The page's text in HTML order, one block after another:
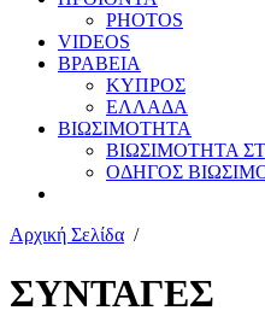
PHOTOS
VIDEOS
ΒΡΑΒΕΙΑ
ΚΥΠΡΟΣ
ΕΛΛΑΔΑ
ΒΙΩΣΙΜΟΤΗΤΑ
ΒΙΩΣΙΜΟΤΗΤΑ
ΟΔΗΓΟΣ
Αρχική Σελίδα /
ΣΥΝΤΑΓΕΣ